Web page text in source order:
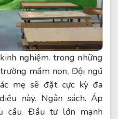
nghiệm. trong những
mầm non, Đội ngũ
mẹ sẽ đặt cực kỳ đa
này. Ngân sách. Áp
cầu. Đầu tư lớn mạnh